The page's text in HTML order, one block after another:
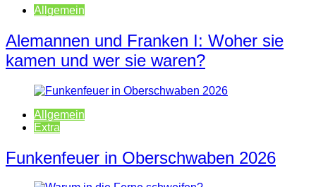
Allgemein
Alemannen und Franken I: Woher sie
kamen und wer sie waren?
Allgemein
Extra
Funkenfeuer in Oberschwaben 2026